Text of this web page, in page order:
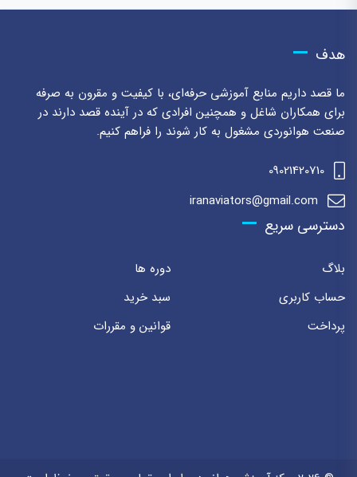
هدف
ما قصد داریم منابع آموزشی حرفه‌ای، با کیفیت و مقرون به صرفه
برای همکاران شاغل و همچنین افرادی که در آینده قصد دارند در
صنعت هوانوردی مشغول به کار شوند را فراهم کنیم.
09021420710
iranaviators@gmail.com
دسترسی سریع
بلاگ
دوره ها
حساب کاربری
سبد خرید
پرداخت
قوانین و مقررات